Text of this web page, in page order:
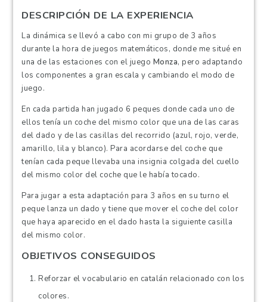
DESCRIPCIÓN DE LA EXPERIENCIA
La dinámica se llevó a cabo con mi grupo de 3 años
durante la hora de juegos matemáticos, donde me situé en
una de las estaciones con el juego Monza, pero adaptando
los componentes a gran escala y cambiando el modo de
juego.
En cada partida han jugado 6 peques donde cada uno de
ellos tenía un coche del mismo color que una de las caras
del dado y de las casillas del recorrido (azul, rojo, verde,
amarillo, lila y blanco). Para acordarse del coche que
tenían cada peque llevaba una insignia colgada del cuello
del mismo color del coche que le había tocado.
Para jugar a esta adaptación para 3 años en su turno el
peque lanza un dado y tiene que mover el coche del color
que haya aparecido en el dado hasta la siguiente casilla
del mismo color.
OBJETIVOS CONSEGUIDOS
Reforzar el vocabulario en catalán relacionado con los
colores.